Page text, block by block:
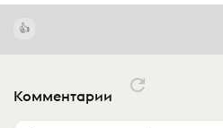
Комментарии